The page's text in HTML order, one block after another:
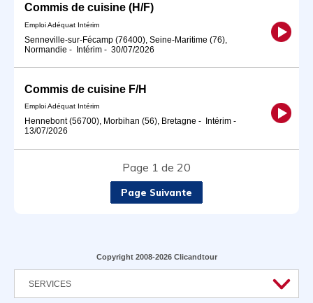
Commis de cuisine (H/F)
Emploi Adéquat Intérim
Senneville-sur-Fécamp (76400), Seine-Maritime (76),
Normandie - Intérim - 30/07/2026
Commis de cuisine F/H
Emploi Adéquat Intérim
Hennebont (56700), Morbihan (56), Bretagne - Intérim -
13/07/2026
Page 1 de 20
Page Suivante
Copyright 2008-2026 Clicandtour
SERVICES